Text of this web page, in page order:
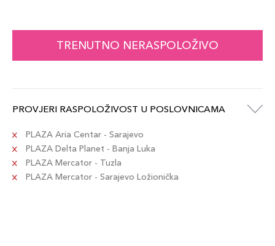
887167500341
+16 PLAZA cvjetića
TRENUTNO NERASPOLOŽIVO
PROVJERI RASPOLOŽIVOST U POSLOVNICAMA
PLAZA Aria Centar - Sarajevo
PLAZA Delta Planet - Banja Luka
PLAZA Mercator - Tuzla
PLAZA Mercator - Sarajevo Ložionička